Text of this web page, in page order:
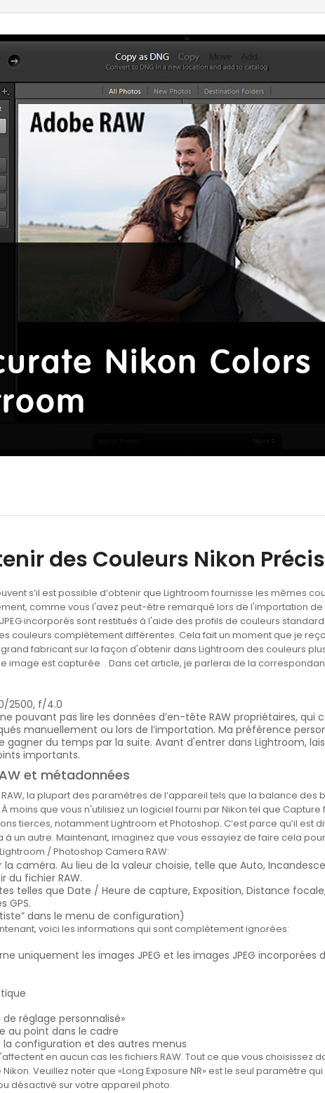
des Couleurs Nikon
s’il est possible d’obtenir que Lightroom fournisse les mêmes
comme vous l'avez peut-être remarqué lors de l'importation
incorporés sont restitués à l'aide des profils de couleurs
couleurs complètement différentes. Cela fait un moment que je
fabricant sur la façon d'obtenir dans Lightroom des couleurs
image est capturée. . Dans cet article, je parlerai de la
2500, f/4.0
ne pouvant pas lire les données d’en-tête RAW propriétaires,
manuellement ou lors de l’importation. Ma préférence
du temps par la suite. Avant d'entrer dans Lightroom,
importants.
et métadonnées
la plupart des paramètres de l’appareil tels que la balance des
moins que vous n'utilisiez un logiciel fourni par Nikon tel que
tierces, notamment Lightroom et Photoshop. C’est parce qu’il
un autre. Maintenant, imaginez que vous essayiez de faire cela
/ Photoshop Camera RAW:
la caméra. Au lieu de la valeur choisie, telle que Auto,
du fichier RAW.
telles que Date / Heure de capture, Exposition, Distance
GPS.
dans le menu de configuration)
voici les informations qui sont complètement ignorées:
uniquement les images JPEG et les images JPEG incorporées
réglage personnalisé»
au point dans le cadre
configuration et des autres menus
en aucun cas les fichiers RAW. Tout ce que vous
Nikon. Veuillez noter que «Long Exposure NR» est le seul paramètre
désactivé sur votre appareil photo.